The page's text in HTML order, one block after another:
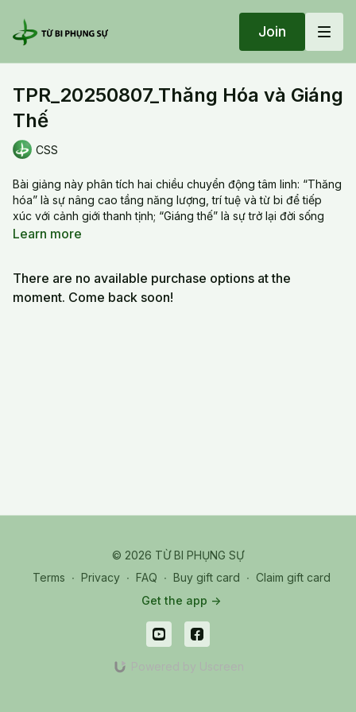
Join
TPR_20250807_Thăng Hóa và Giáng
Thế
CSS
Bài giảng này phân tích hai chiều chuyển động tâm linh: “Thăng
hóa” là sự nâng cao tầng năng lượng, trí tuệ và từ bi để tiếp
xúc với cảnh giới thanh tịnh; “Giáng thế” là sự trở lại đời sống
thường nhật với tâm tỉnh thức để phụng sự chúng sinh. Người tu
ánh sáng đến cho đời. Đây là tiến trình liên tục giữa nội tâm và
hành động, giữa giác ngộ và phụng sự.
Learn more
There are no available purchase options at the
moment. Come back soon!
© 2026 TỪ BI PHỤNG SỰ
Terms ∙ Privacy ∙ FAQ ∙ Buy gift card ∙ Claim gift card
Get the app ->
Powered by Uscreen